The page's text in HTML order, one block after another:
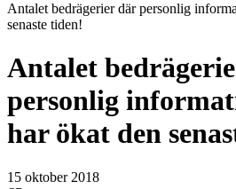
Antalet bedrägerier där personlig
senaste tiden!
Antalet
personlig
har ökat den
15 oktober 2018